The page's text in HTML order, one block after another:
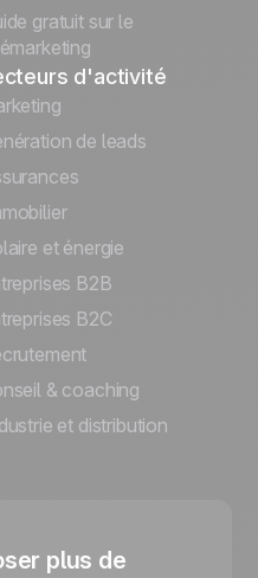
gratuit sur le
d'activité
de leads
et énergie
B2B
B2C
& coaching
et distribution
plus de